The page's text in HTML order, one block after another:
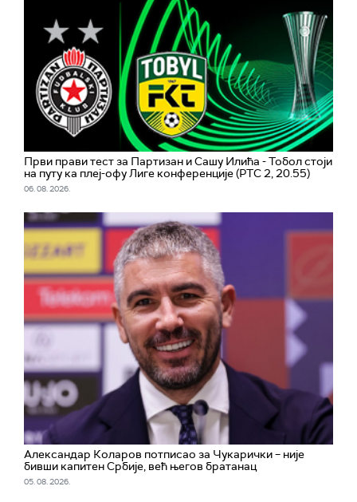
Први прави тест за Партизан и Сашу Илића - Тобол стоји
на путу ка плеј-офу Лиге конференције (РТС 2, 20.55)
06. 08. 2026.
Александар Коларов потписао за Чукарички – није
бивши капитен Србије, већ његов братанац
05. 08. 2026.